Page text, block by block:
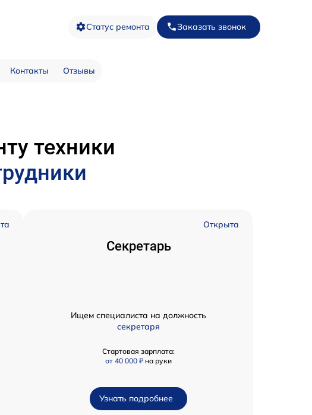
Статус ремонта Заказать звонок
Контакты Отзывы
техники
Открыта
Секретарь
Ищем специалиста на должность
секретаря
Стартовая зарплата:
от 40 000 ₽ на руки
Узнать подробнее